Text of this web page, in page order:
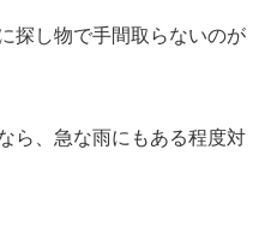
探し物で手間取らないのが
ら、急な雨にもある程度対